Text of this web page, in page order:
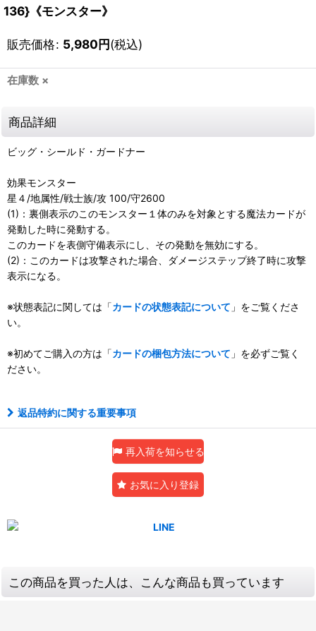
136}《モンスター》
販売価格: 5,980円(税込)
在庫数 ×
商品詳細
ビッグ・シールド・ガードナー
効果モンスター
星４/地属性/戦士族/攻 100/守2600
(1)：裏側表示のこのモンスター１体のみを対象とする魔法カードが
発動した時に発動する。
このカードを表側守備表示にし、その発動を無効にする。
(2)：このカードは攻撃された場合、ダメージステップ終了時に攻撃
表示になる。
※状態表記に関しては「カードの状態表記について 」をご覧くださ
い。
※初めてご購入の方は「カードの梱包方法について 」を必ずご覧く
ださい。
返品特約に関する重要事項
再入荷を知らせる
お気に入り登録
この商品を買った人は、こんな商品も買っています